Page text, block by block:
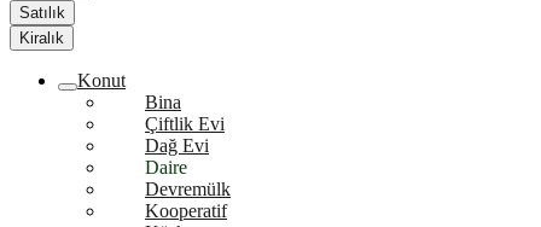
Satılık
Kiralık
Konut
Bina
Çiftlik Evi
Dağ Evi
Daire
Devremülk
Kooperatif